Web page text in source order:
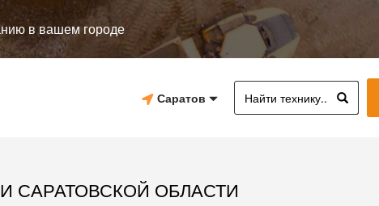
в вашем городе
Саратов
САРАТОВСКОЙ ОБЛАСТИ